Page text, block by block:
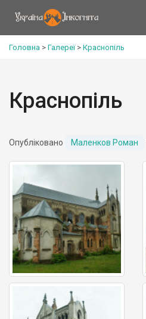
Головна > Галереї> Краснопіль
Краснопіль
Опубліковано Маленков Роман